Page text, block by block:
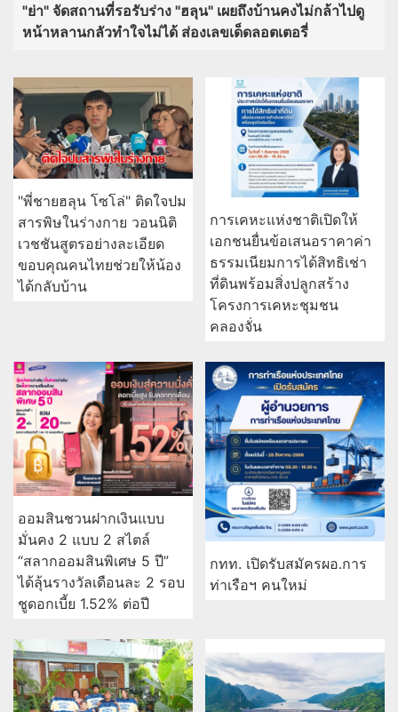
"ย่า" จัดสถานที่รอรับร่าง "ฮลุน" เผยถึงบ้านคงไม่กล้าไปดู
หน้าหลานกลัวทำใจไม่ได้ ส่องเลขเด็ดลอตเตอรี่
"พี่ชายฮลุน โซโล่" ติดใจปม
สารพิษในร่างกาย วอนนิติ
เวชชันสูตรอย่างละเอียด
ขอบคุณคนไทยช่วยให้น้อง
ได้กลับบ้าน
การเคหะแห่งชาติเปิดให้
เอกชนยื่นข้อเสนอราคาค่า
ธรรมเนียมการได้สิทธิเช่า
ที่ดินพร้อมสิ่งปลูกสร้าง
โครงการเคหะชุมชน
คลองจั่น
ออมสินชวนฝากเงินแบบ
มั่นคง 2 แบบ 2 สไตล์
“สลากออมสินพิเศษ 5 ปี”
ได้ลุ้นรางวัลเดือนละ 2 รอบ
ชูดอกเบี้ย 1.52% ต่อปี
กทท. เปิดรับสมัครผอ.การ
ท่าเรือฯ คนใหม่